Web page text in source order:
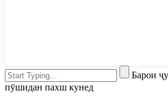
Барои
пӯшидан пахш кунед